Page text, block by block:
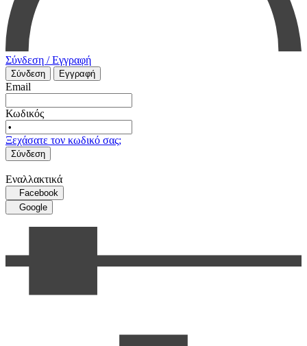
Σύνδεση / Εγγραφή
Σύνδεση Εγγραφή
Email
Κωδικός
Ξεχάσατε τον κωδικό σας;
Σύνδεση
Εναλλακτικά
Facebook
Google